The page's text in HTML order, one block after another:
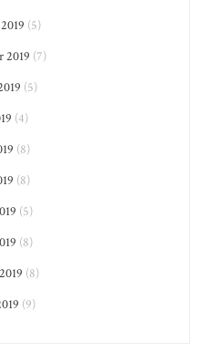
(5)
2019 (7)
(5)
(4)
(8)
(8)
(5)
(8)
(8)
(9)